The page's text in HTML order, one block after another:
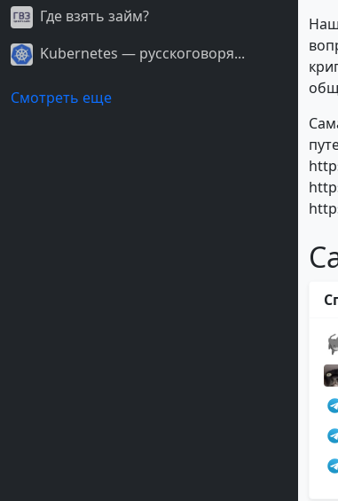
Где взять займ?
Kubernetes — русскоговоря...
Смотреть еще